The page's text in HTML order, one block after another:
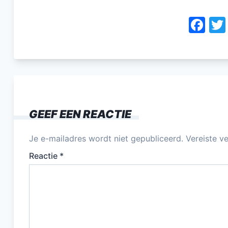
F
c
k
GEEF EEN REACTIE
Je e-mailadres wordt niet gepubliceerd. Vereiste
Reactie *